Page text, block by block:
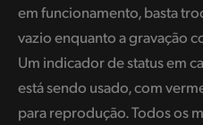
em funcionamento, basta
vazio enquanto a gravação
Um indicador de status em
está sendo usado, com
para reprodução. Todos os